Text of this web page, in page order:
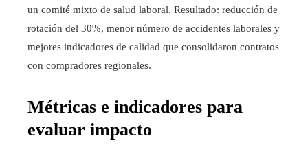
un comité mixto de salud laboral. Resultado: reducción de
rotación del 30%, menor número de accidentes laborales y
mejores indicadores de calidad que consolidaron contratos
con compradores regionales.
Métricas e indicadores para
evaluar impacto